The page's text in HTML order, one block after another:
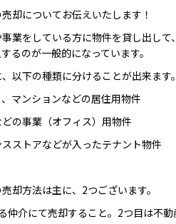
却についてお伝えいたします！
業をしている方に物件を貸し出し
るのが一般的になっています。
以下の種類に分けることが出来ます。
マンションなどの居住用物件
の事業（オフィス）用物件
ストアなどが入ったテナント物件
却方法は主に、2つございます。
仲介にて売却すること。2つ目は不